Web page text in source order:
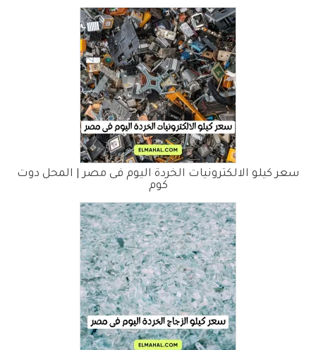
سعر كيلو الالكترونيات الخردة اليوم فى مصر | المحل دوت
كوم